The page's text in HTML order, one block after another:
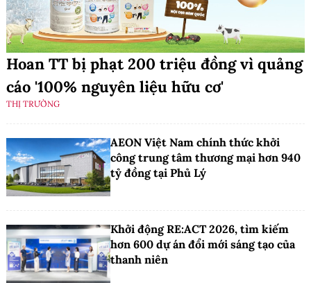
Hoan TT bị phạt 200 triệu đồng vì quảng
cáo '100% nguyên liệu hữu cơ'
THỊ TRƯỜNG
AEON Việt Nam chính thức khởi
công trung tâm thương mại hơn 940
tỷ đồng tại Phủ Lý
Khởi động RE:ACT 2026, tìm kiếm
hơn 600 dự án đổi mới sáng tạo của
thanh niên